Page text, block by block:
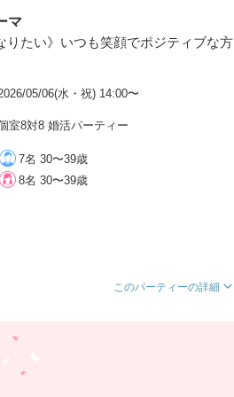
マ
りたい》いつも笑顔でポジティブな方
05/06(水・祝) 14:00〜
室8対8 婚活パーティー
7名 30〜39歳
8名 30〜39歳
このパーティーの詳細